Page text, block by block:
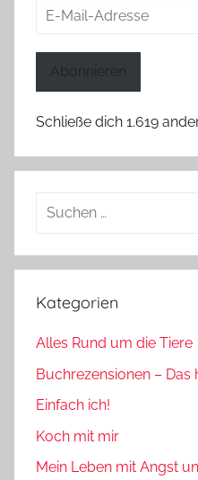
E-
Abonnieren
Schließe dich 1.619
Suchen
Kategorien
Alles Rund um die Tiere
Buchrezensionen – Das
Einfach ich!
Koch mit mir
Mein Leben mit Angst